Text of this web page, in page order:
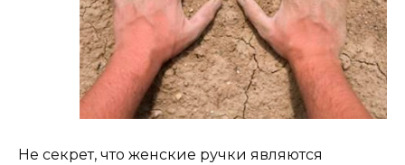
Не секрет, что женские ручки являются